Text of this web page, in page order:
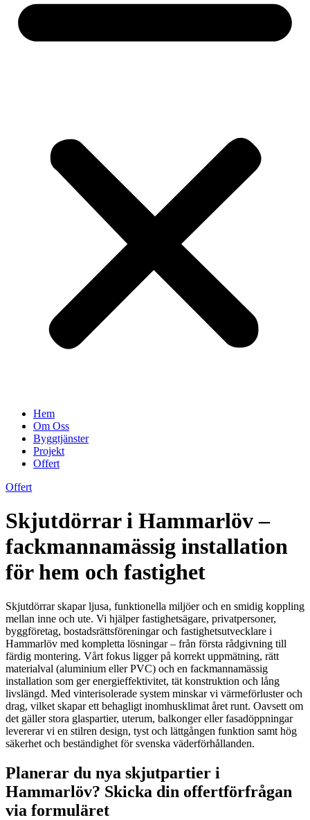
Hem
Om Oss
Byggtjänster
Projekt
Offert
Offert
Skjutdörrar i Hammarlöv –
fackmannamässig installation
för hem och fastighet
Skjutdörrar skapar ljusa, funktionella miljöer och en smidig koppling
mellan inne och ute. Vi hjälper fastighetsägare, privatpersoner,
byggföretag, bostadsrättsföreningar och fastighetsutvecklare i
Hammarlöv med kompletta lösningar – från första rådgivning till
färdig montering. Vårt fokus ligger på korrekt uppmätning, rätt
materialval (aluminium eller PVC) och en fackmannamässig
installation som ger energieffektivitet, tät konstruktion och lång
livslängd. Med vinterisolerade system minskar vi värmeförluster och
drag, vilket skapar ett behagligt inomhusklimat året runt. Oavsett om
det gäller stora glaspartier, uterum, balkonger eller fasadöppningar
levererar vi en stilren design, tyst och lättgången funktion samt hög
säkerhet och beständighet för svenska väderförhållanden.
Planerar du nya skjutpartier i
Hammarlöv? Skicka din offertförfrågan
via formuläret